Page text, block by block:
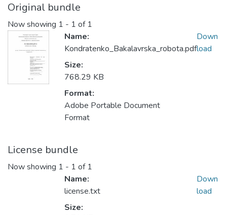
Original bundle
Now showing 1 - 1 of 1
Name:
Kondratenko_Bakalavrska_robota.pdf
Size:
768.29 KB
Format:
Adobe Portable Document
Format
Down
load
License bundle
Now showing 1 - 1 of 1
Name:
license.txt
Size:
Down
load